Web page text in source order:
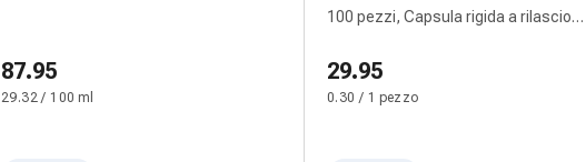
87.95
29.32 / 100 ml
100 pezzi, Capsula rigida a rilascio
29.95
0.30 / 1 pezzo